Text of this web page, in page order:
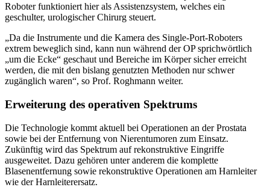
Roboter funktioniert hier als Assistenzsystem, welches ein
geschulter, urologischer Chirurg steuert.
„Da die Instrumente und die Kamera des Single-Port-Roboters
extrem beweglich sind, kann nun während der OP sprichwörtlich
„um die Ecke“ geschaut und Bereiche im Körper sicher erreicht
werden, die mit den bislang genutzten Methoden nur schwer
zugänglich waren“, so Prof. Roghmann weiter.
Erweiterung des operativen Spektrums
Die Technologie kommt aktuell bei Operationen an der Prostata
sowie bei der Entfernung von Nierentumoren zum Einsatz.
Zukünftig wird das Spektrum auf rekonstruktive Eingriffe
ausgeweitet. Dazu gehören unter anderem die komplette
Blasenentfernung sowie rekonstruktive Operationen am Harnleiter
wie der Harnleiterersatz.